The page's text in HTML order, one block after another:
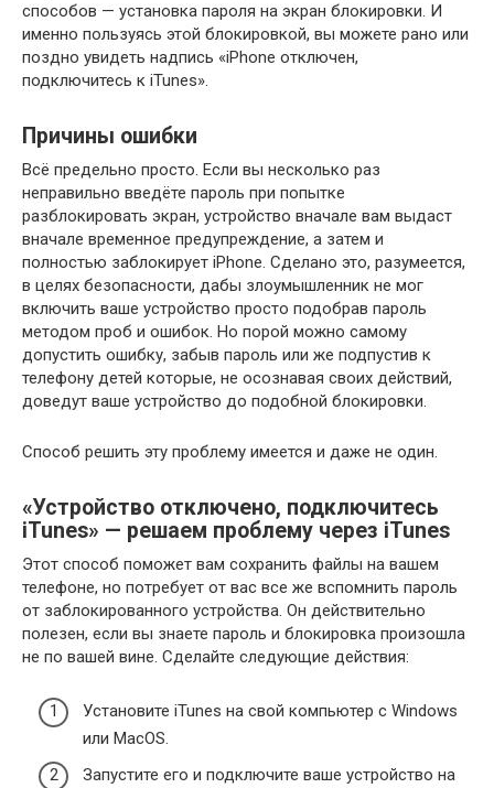
способов — установка пароля на экран блокировки. И
именно пользуясь этой блокировкой, вы можете рано или
поздно увидеть надпись «iPhone отключен,
подключитесь к iTunes».
Причины ошибки
Всё предельно просто. Если вы несколько раз
неправильно введёте пароль при попытке
разблокировать экран, устройство вначале вам выдаст
вначале временное предупреждение, а затем и
полностью заблокирует iPhone. Сделано это, разумеется,
в целях безопасности, дабы злоумышленник не мог
включить ваше устройство просто подобрав пароль
методом проб и ошибок. Но порой можно самому
допустить ошибку, забыв пароль или же подпустив к
телефону детей которые, не осознавая своих действий,
доведут ваше устройство до подобной блокировки.
Способ решить эту проблему имеется и даже не один.
«Устройство отключено, подключитесь
iTunes» — решаем проблему через iTunes
Этот способ поможет вам сохранить файлы на вашем
телефоне, но потребует от вас все же вспомнить пароль
от заблокированного устройства. Он действительно
полезен, если вы знаете пароль и блокировка произошла
не по вашей вине. Сделайте следующие действия:
Установите iTunes на свой компьютер с Windows
или MacOS.
Запустите его и подключите ваше устройство на